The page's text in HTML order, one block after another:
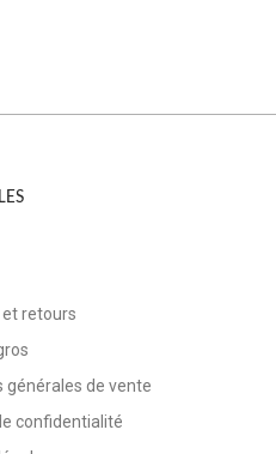
et retours
générales de vente
confidentialité